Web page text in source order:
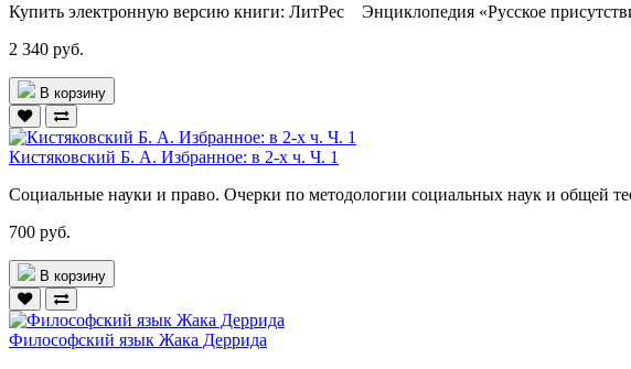
Купить электронную версию книги: ЛитРес Энциклопедия «Русское
2 340 руб.
В корзину
Кистяковский Б. А. Избранное: в 2-х ч. Ч. 1
Социальные науки и право. Очерки по методологии социальных наук и общей
700 руб.
В корзину
Философский язык Жака Деррида